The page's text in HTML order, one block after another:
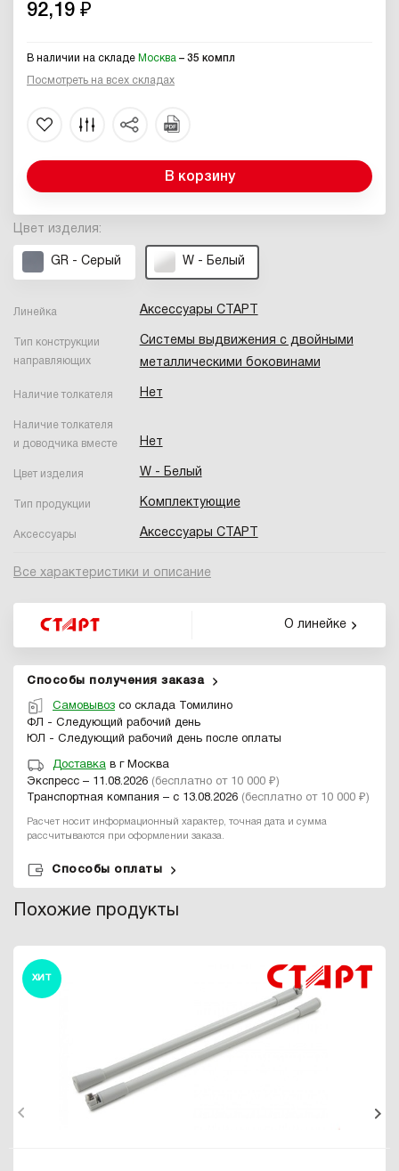
Цвет изделия:
GR - Серый W - Белый
Линейка Аксессуары СТАРТ
Тип конструкции
направляющих
Системы выдвижения с двойными
металлическими боковинами
Наличие толкателя Нет
Наличие толкателя
и доводчика вместе
Нет
Цвет изделия W - Белый
Тип продукции Комплектующие
Аксессуары Аксессуары СТАРТ
Все характеристики и описание
О линейке
92,19 ₽
В наличии на складе Москва – 35 компл
Посмотреть на всех складах
В корзину
Способы получения заказа
Самовывоз со склада Томилино
ФЛ - Следующий рабочий день
ЮЛ - Следующий рабочий день после оплаты
Доставка в г Москва
Экспресс – 11.08.2026 (бесплатно от 10 000 ₽)
Транспортная компания – с 13.08.2026 (бесплатно от 10 000 ₽)
Расчет носит информационный характер, точная дата и сумма
рассчитываются при оформлении заказа.
Способы оплаты
Похожие продукты
ХИТ